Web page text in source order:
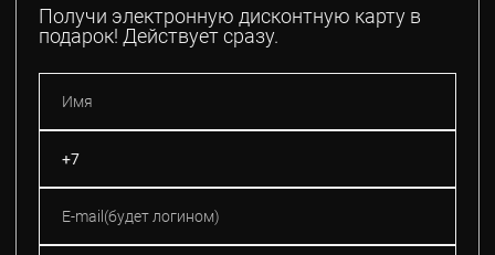
Получи электронную дисконтную карту в
подарок! Действует сразу.